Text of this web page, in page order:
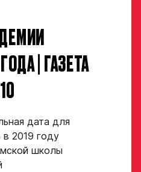
| ГАЗЕТА
дата для
2019 году
школы
ФИО игрока
Рост игрока